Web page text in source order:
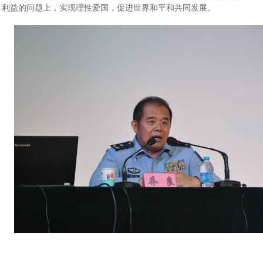
利益的问题上，实现理性爱国，促进世界和平和共同发展。